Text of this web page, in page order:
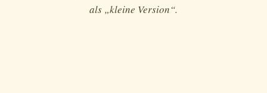
als „kleine Version“.